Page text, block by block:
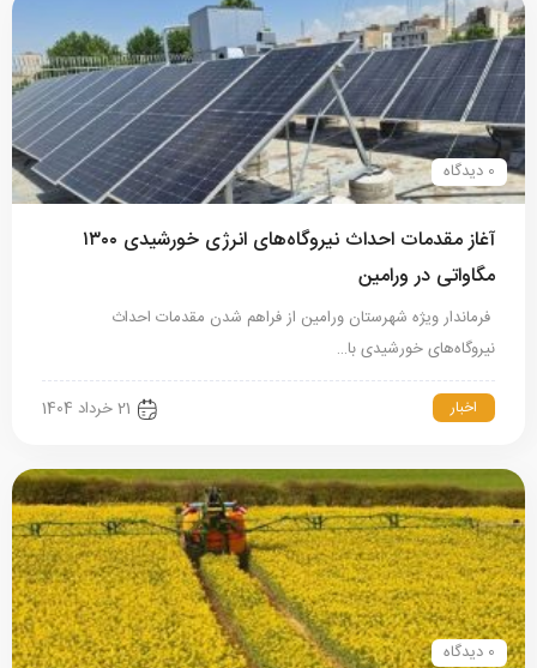
0 دیدگاه
آغاز مقدمات احداث نیروگاه‌های انرژی خورشیدی ۱۳۰۰
مگاواتی در ورامین
فرماندار ویژه شهرستان ورامین از فراهم شدن مقدمات احداث
نیروگاه‌های خورشیدی با…
اخبار 21 خرداد 1404
0 دیدگاه